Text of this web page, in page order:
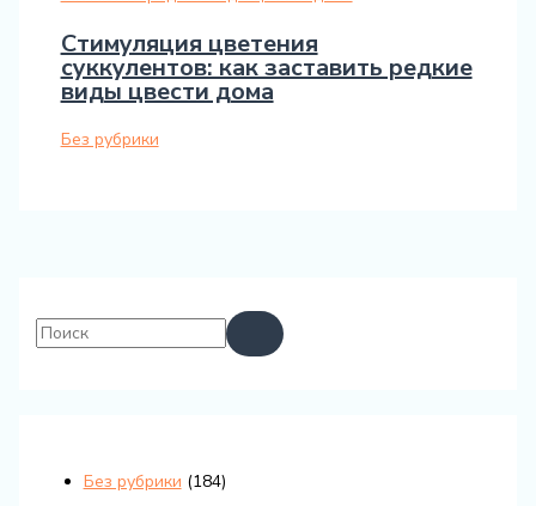
Стимуляция цветения
суккулентов: как заставить редкие
виды цвести дома
Без рубрики
Без рубрики (184)